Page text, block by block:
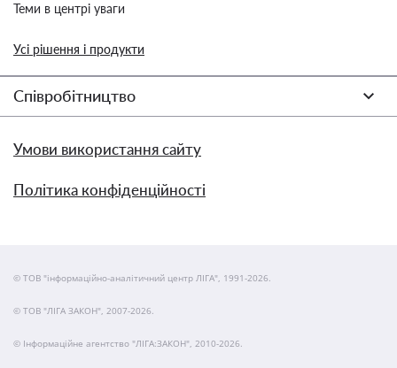
Теми в центрі уваги
Усі рішення і продукти
Співробітництво
Умови використання сайту
Політика конфіденційності
© ТОВ "інформаційно-аналітичний центр ЛІГА", 1991-2026.
© ТОВ "ЛІГА ЗАКОН", 2007-2026.
© Інформаційне агентство "ЛІГА:ЗАКОН", 2010-2026.